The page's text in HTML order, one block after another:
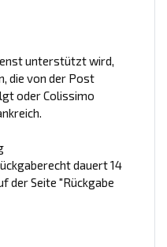
unterstützt wird,
die von der Post
oder Colissimo
dauert 14
der Seite "Rückgabe